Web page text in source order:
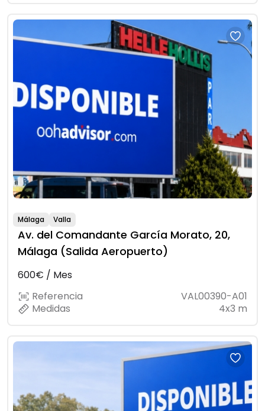
Málaga Valla
Av. del Comandante García Morato, 20,
Málaga (Salida Aeropuerto)
600€ / Mes
Referencia
VAL00390-A01
Medidas
4x3 m